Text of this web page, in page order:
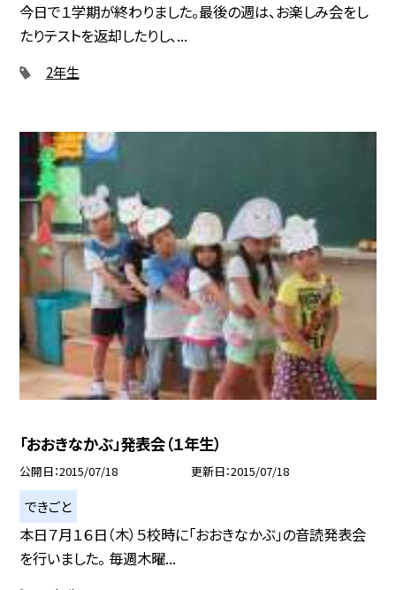
今日で１学期が終わりました。最後の週は、お楽しみ会をし
たりテストを返却したりし、...
2年生
「おおきなかぶ」発表会（１年生）
公開日 2015/07/18 更新日 2015/07/18
できごと
本日７月１６日（木）５校時に「おおきなかぶ」の音読発表会
を行いました。 毎週木曜...